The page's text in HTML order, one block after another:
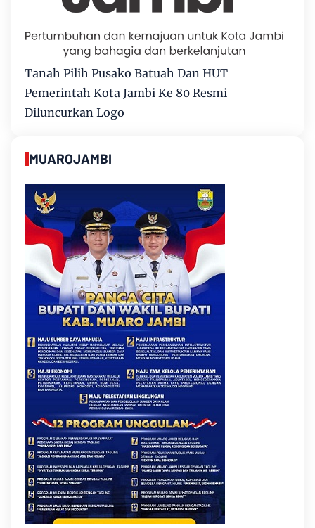
Tanah Pilih Pusako Batuah Dan HUT
Pemerintah Kota Jambi Ke 80 Resmi
Diluncurkan Logo
MUAROJAMBI